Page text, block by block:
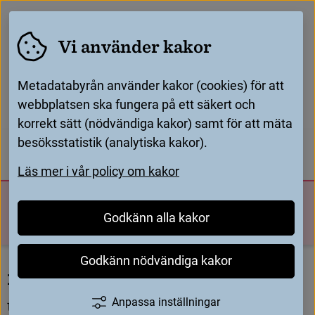
Metadatabyrån
Startsida / Utbildning och stöd
/
Librisguiden - katalogisera tryckt bok på svenska
Adminmetadata - Librisguiden /
Uppgraderadeller
i mporteradav-Librisguiden
U gs illauto matiskt nä
Vi använder kakor
Metadatabyrån använder kakor (cookies) för att
webbplatsen ska fungera på ett säkert och
korrekt sätt (nödvändiga kakor) samt för att mäta
besöksstatistik (analytiska kakor).
Läs mer i vår policy om kakor
Godkänn alla kakor
Godkänn nödvändiga kakor
Anpassa inställningar